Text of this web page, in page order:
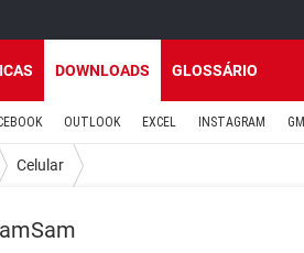
DOWNLOADS GLOSSÁRIO
OUTLOOK EXCEL INSTAGRAM
Celular